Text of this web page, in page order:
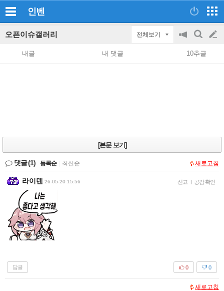
인벤
오픈이슈갤러리 전체보기
공
지
on/off
검
색
글
쓰
내글 내 댓글 10추글
[본문 보기]
댓글(1) 등록순 최신순 새로고침
라이덴 26-05-20 15:56 신고 | 공감 확인
답글 0
0
새로고침